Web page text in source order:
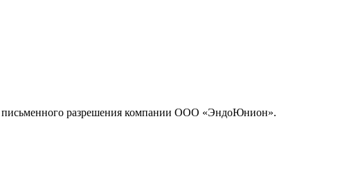
письменного разрешения компании ООО «ЭндоЮнион».